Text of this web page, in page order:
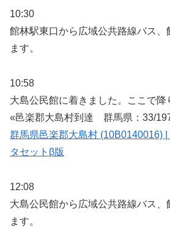
10:30
館林駅東口から広域公共路線バス、
ます。
10:58
大島公民館に着きました。ここで降
«邑楽郡大島村到達 群馬県：33/
群馬県邑楽郡大島村 (10B0140016)
タセットβ版
12:08
大島公民館から広域公共路線バス、
ます。